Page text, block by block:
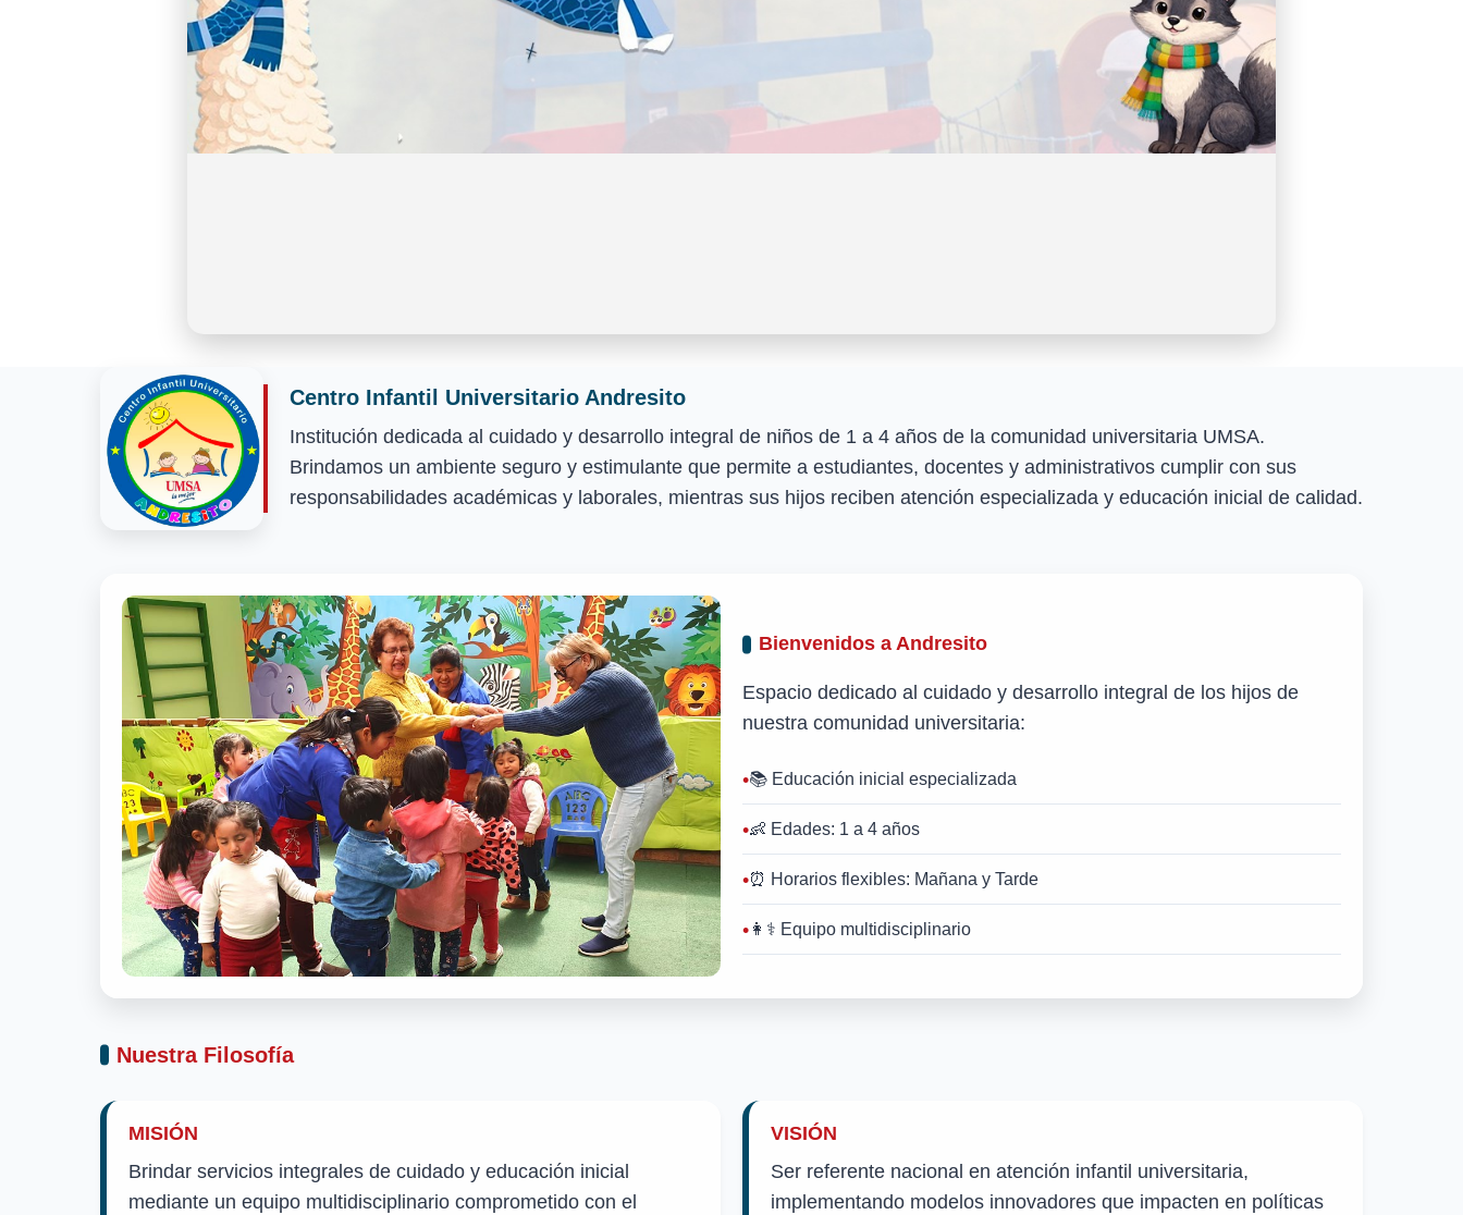
Centro Infantil Universitario Andresito
Institución dedicada al cuidado y desarrollo integral de niños de 1 a 4 años de la comunidad universitaria UMSA.
Brindamos un ambiente seguro y estimulante que permite a estudiantes, docentes y administrativos cumplir con sus
responsabilidades académicas y laborales, mientras sus hijos reciben atención especializada y educación inicial de calidad.
Bienvenidos a Andresito
Espacio dedicado al cuidado y desarrollo integral de los hijos de
nuestra comunidad universitaria:
📚 Educación inicial especializada
👶 Edades: 1 a 4 años
⏰ Horarios flexibles: Mañana y Tarde
👩⚕️ Equipo multidisciplinario
Nuestra Filosofía
MISIÓN
Brindar servicios integrales de cuidado y educación inicial
mediante un equipo multidisciplinario comprometido con el
VISIÓN
Ser referente nacional en atención infantil universitaria,
implementando modelos innovadores que impacten en políticas